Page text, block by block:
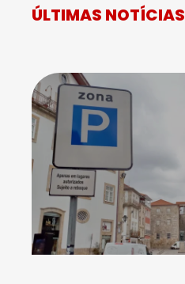
ÚLTIMAS NOTÍCIAS